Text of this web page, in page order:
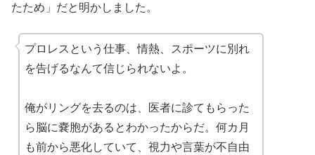
たため」だと明かしました。
プロレスという仕事、情熱、スポーツに別れ
を告げるなんて信じられないよ。
俺がリングを去るのは、医者に診てもらった
ら脳に嚢胞があるとわかったからだ。何カ月
も前から悪化していて、視力や言葉が不自由